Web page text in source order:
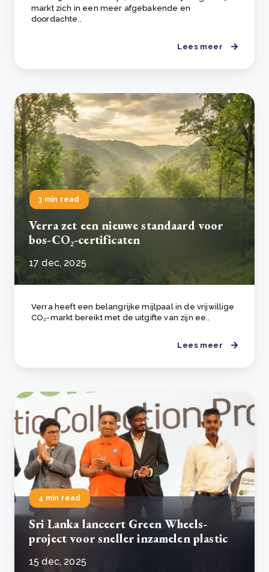
markt zich in een meer afgebakende en
doordachte..
Lees meer
3 min read
Verra zet een nieuwe standaard voor
bos-CO₂-certificaten
17 dec, 2025
Verra heeft een belangrijke mijlpaal in de vrijwillige
CO₂-markt bereikt met de uitgifte van zijn ee..
Lees meer
4 min read
Sri Lanka lanceert Green Wheels-
project voor sneller inzamelen plastic
15 dec, 2025